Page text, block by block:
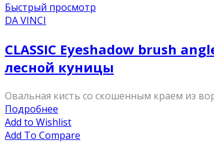
Быстрый просмотр
DA VINCI
CLASSIC Eyeshadow brush
лесной куницы
Овальная кисть со скошенным краем из
Подробнее
Add to Wishlist
Add To Compare